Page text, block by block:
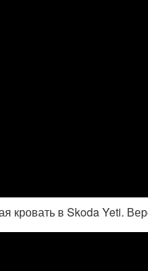
кровать в Skoda Yeti.